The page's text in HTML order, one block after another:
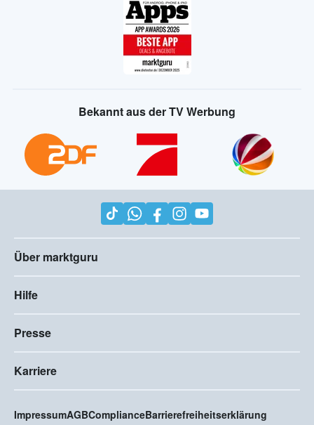
Bekannt aus der TV Werbung
Über marktguru
Hilfe
Presse
Karriere
ImpressumAGBComplianceBarrierefreiheitserklärung